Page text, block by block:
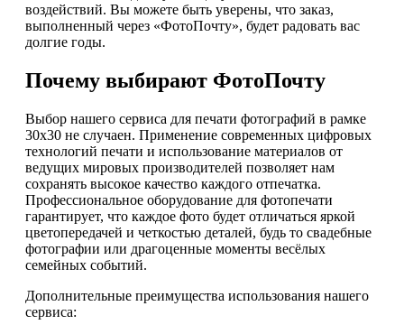
воздействий. Вы можете быть уверены, что заказ,
выполненный через «ФотоПочту», будет радовать вас
долгие годы.
Почему выбирают ФотоПочту
Выбор нашего сервиса для печати фотографий в рамке
30х30 не случаен. Применение современных цифровых
технологий печати и использование материалов от
ведущих мировых производителей позволяет нам
сохранять высокое качество каждого отпечатка.
Профессиональное оборудование для фотопечати
гарантирует, что каждое фото будет отличаться яркой
цветопередачей и четкостью деталей, будь то свадебные
фотографии или драгоценные моменты весёлых
семейных событий.
Дополнительные преимущества использования нашего
сервиса: